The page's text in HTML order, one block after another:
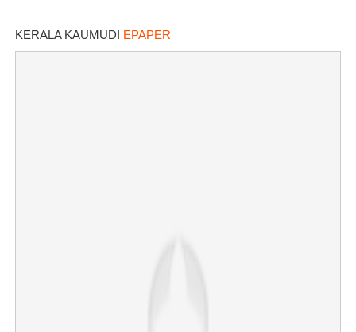
KERALA KAUMUDI EPAPER